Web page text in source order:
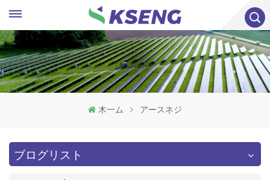
木一ム アースネジ
ブログリスト